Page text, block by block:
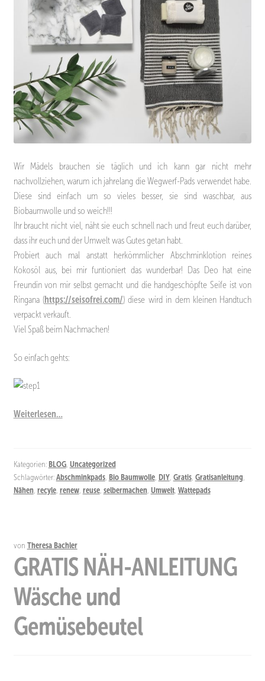
Wir Mädels brauchen sie täglich und ich kann gar nicht mehr
nachvollziehen, warum ich jahrelang die Wegwerf-Pads verwendet habe.
Diese sind einfach um so vieles besser, sie sind waschbar, aus
Biobaumwolle und so weich!!!
Ihr braucht nicht viel, näht sie euch schnell nach und freut euch darüber,
dass ihr euch und der Umwelt was Gutes getan habt.
Probiert auch mal anstatt herkömmlicher Abschminklotion reines
Kokosöl aus, bei mir funtioniert das wunderbar! Das Deo hat eine
Freundin von mir selbst gemacht und die handgeschöpfte Seife ist von
Ringana (https://seisofrei.com/) diese wird in dem kleinen Handtuch
verpackt verkauft.
Viel Spaß beim Nachmachen!
So einfach gehts:
Weiterlesen…
Kategorien: BLOG, Uncategorized
Schlagwörter:Abschminkpads, Bio Baumwolle, DIY, Gratis, Gratisanleitung,
Nähen, recyle, renew, reuse, selbermachen, Umwelt, Wattepads
von Theresa Bachler
GRATIS NÄH-ANLEITUNG
Wäsche und
Gemüsebeutel